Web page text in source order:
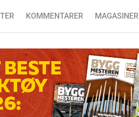
KOMMENTARER MAGASINER